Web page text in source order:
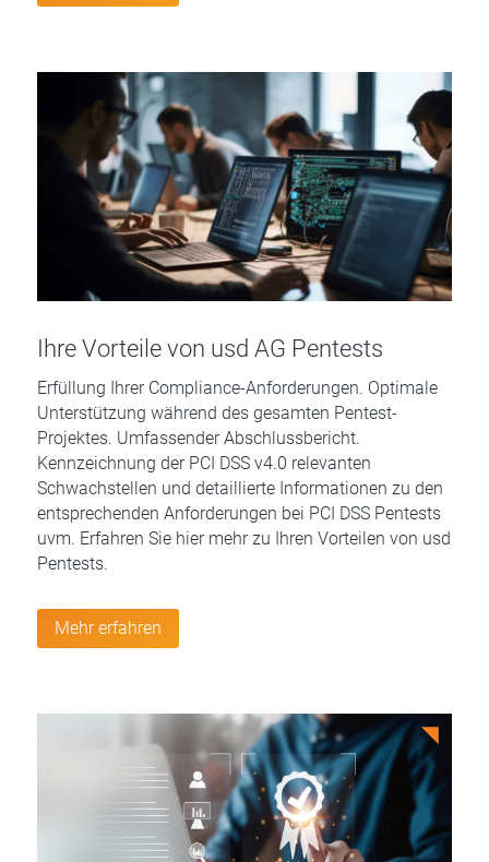
Ihre Vorteile von usd AG Pentests
Erfüllung Ihrer Compliance-Anforderungen. Optimale
Unterstützung während des gesamten Pentest-
Projektes. Umfassender Abschlussbericht.
Kennzeichnung der PCI DSS v4.0 relevanten
Schwachstellen und detaillierte Informationen zu den
entsprechenden Anforderungen bei PCI DSS Pentests
uvm. Erfahren Sie hier mehr zu Ihren Vorteilen von usd
Pentests.
Mehr erfahren